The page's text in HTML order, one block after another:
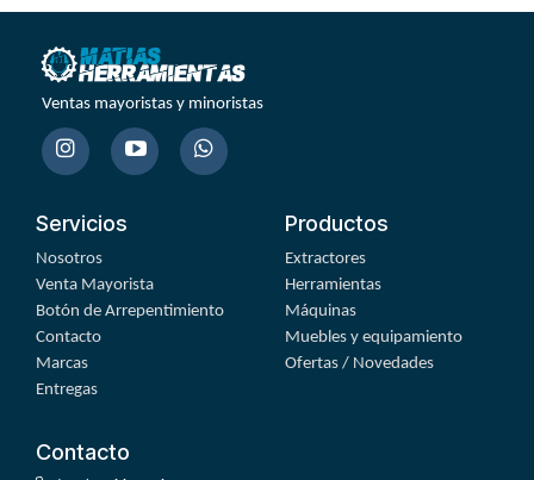
Ventas mayoristas y minoristas
Servicios
Nosotros
Venta Mayorista
Botón de Arrepentimiento
Contacto
Marcas
Entregas
Productos
Extractores
Herramientas
Máquinas
Muebles y equipamiento
Ofertas / Novedades
Contacto